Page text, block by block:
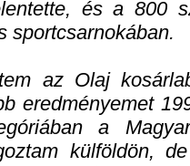
és a 800
sportcsarnokában.
az Olaj
eredményemet
a
külföldön,